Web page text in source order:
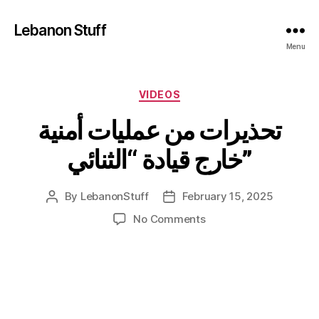
Lebanon Stuff
Menu
Categories
VIDEOS
تحذيرات من عمليات أمنية
خارج قيادة “الثنائي”
Post
By LebanonStuff
PostFebruary 15, 2025
No Commentson